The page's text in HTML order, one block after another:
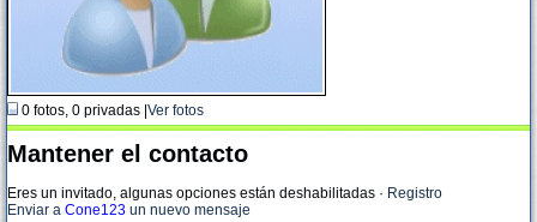
0 fotos, 0 privadas | Ver fotos
Mantener el contacto
Eres un invitado, algunas opciones están deshabilitadas · Registro
Enviar a Cone123 un nuevo mensaje